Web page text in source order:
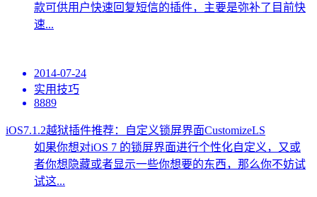
款可供用户快速回复短信的插件，主要是弥补了目前快
速...
2014-07-24
实用技巧
8889
iOS7.1.2越狱插件推荐：自定义锁屏界面CustomizeLS
如果你想对iOS 7 的锁屏界面进行个性化自定义，又或
者你想隐藏或者显示一些你想要的东西，那么你不妨试
试这...